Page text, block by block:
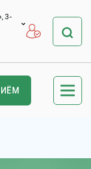
3-